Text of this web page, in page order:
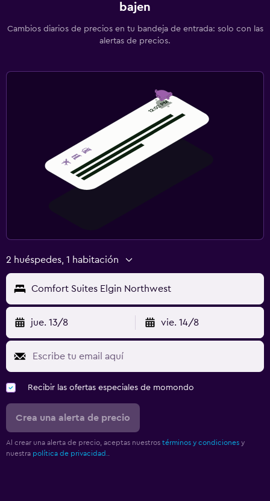
bajen
Cambios diarios de precios en tu bandeja de entrada: solo con las
alertas de precios.
2 huéspedes, 1 habitación
Comfort Suites Elgin Northwest
jue. 13/8 vie. 14/8
Recibir las ofertas especiales de momondo
Crea una alerta de precio
Al crear una alerta de precio, aceptas nuestros términos y condiciones y
nuestra política de privacidad.